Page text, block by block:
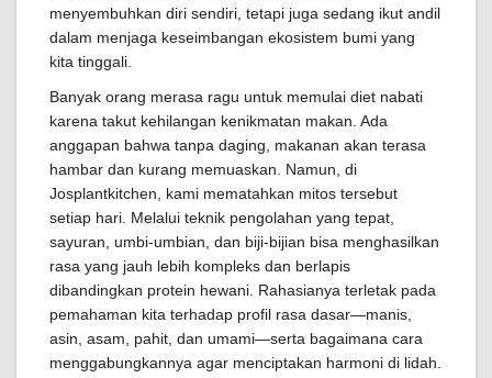
menyembuhkan diri sendiri, tetapi juga sedang ikut andil
dalam menjaga keseimbangan ekosistem bumi yang
kita tinggali.
Banyak orang merasa ragu untuk memulai diet nabati
karena takut kehilangan kenikmatan makan. Ada
anggapan bahwa tanpa daging, makanan akan terasa
hambar dan kurang memuaskan. Namun, di
Josplantkitchen, kami mematahkan mitos tersebut
setiap hari. Melalui teknik pengolahan yang tepat,
sayuran, umbi-umbian, dan biji-bijian bisa menghasilkan
rasa yang jauh lebih kompleks dan berlapis
dibandingkan protein hewani. Rahasianya terletak pada
pemahaman kita terhadap profil rasa dasar—manis,
asin, asam, pahit, dan umami—serta bagaimana cara
menggabungkannya agar menciptakan harmoni di lidah.